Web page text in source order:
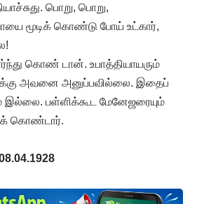
பொறு, பொறு,
மூடிக் கொண்டு போய் உட்கார்,
கொண் டான். உபாத்தியாயரும்
அவனை அனுப்பவில்லை. இதைப்
இல்லை. பள்ளிக்கூட மேனேஜரையும்
கொண்டார்.